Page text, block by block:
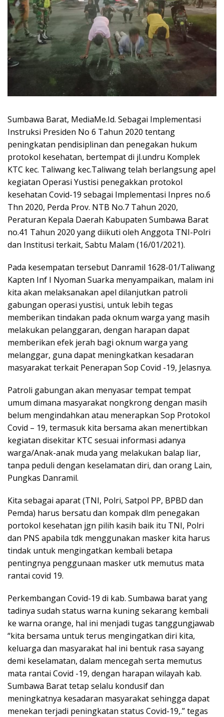
Sumbawa Barat, MediaMe.Id. Sebagai Implementasi
Instruksi Presiden No 6 Tahun 2020 tentang
peningkatan pendisiplinan dan penegakan hukum
protokol kesehatan, bertempat di jl.undru Komplek
KTC kec. Taliwang kec.Taliwang telah berlangsung apel
kegiatan Operasi Yustisi penegakkan protokol
kesehatan Covid-19 sebagai Implementasi Inpres no.6
Thn 2020, Perda Prov. NTB No.7 Tahun 2020,
Peraturan Kepala Daerah Kabupaten Sumbawa Barat
no.41 Tahun 2020 yang diikuti oleh Anggota TNI-Polri
dan Institusi terkait, Sabtu Malam (16/01/2021).
Pada kesempatan tersebut Danramil 1628-01/Taliwang
Kapten Inf I Nyoman Suarka menyampaikan, malam ini
kita akan melaksanakan apel dilanjutkan patroli
gabungan operasi yustisi, untuk lebih tegas
memberikan tindakan pada oknum warga yang masih
melakukan pelanggaran, dengan harapan dapat
memberikan efek jerah bagi oknum warga yang
melanggar, guna dapat meningkatkan kesadaran
masyarakat terkait Penerapan Sop Covid -19, Jelasnya.
Patroli gabungan akan menyasar tempat tempat
umum dimana masyarakat nongkrong dengan masih
belum mengindahkan atau menerapkan Sop Protokol
Covid – 19, termasuk kita bersama akan menertibkan
kegiatan disekitar KTC sesuai informasi adanya
warga/Anak-anak muda yang melakukan balap liar,
tanpa peduli dengan keselamatan diri, dan orang Lain,
Pungkas Danramil.
Kita sebagai aparat (TNI, Polri, Satpol PP, BPBD dan
Pemda) harus bersatu dan kompak dlm penegakan
portokol kesehatan jgn pilih kasih baik itu TNI, Polri
dan PNS apabila tdk menggunakan masker kita harus
tindak untuk mengingatkan kembali betapa
pentingnya penggunaan masker utk memutus mata
rantai covid 19.
Perkembangan Covid-19 di kab. Sumbawa barat yang
tadinya sudah status warna kuning sekarang kembali
ke warna orange, hal ini menjadi tugas tanggungjawab
“kita bersama untuk terus mengingatkan diri kita,
keluarga dan masyarakat hal ini bentuk rasa sayang
demi keselamatan, dalam mencegah serta memutus
mata rantai Covid -19, dengan harapan wilayah kab.
Sumbawa Barat tetap selalu kondusif dan
meningkatnya kesadaran masyarakat sehingga dapat
menekan terjadi peningkatan status Covid-19,.” tegas